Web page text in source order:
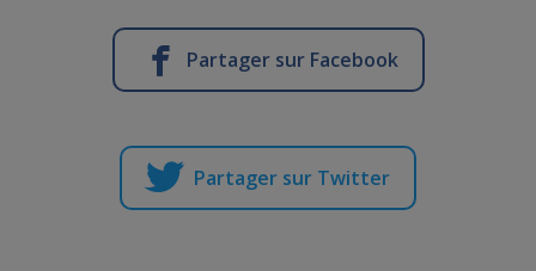
Partager sur Facebook
Partager sur Twitter